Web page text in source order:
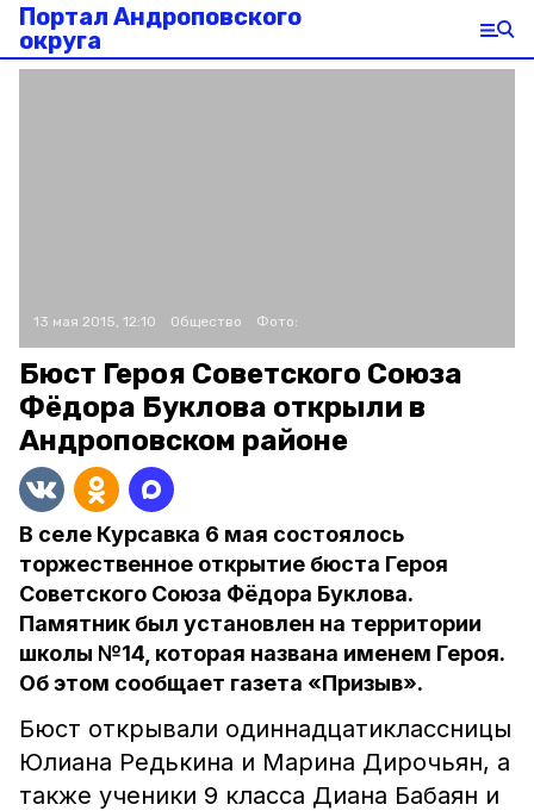
Портал Андроповского
округа
13 мая 2015, 12:10 Общество Фото:
Бюст Героя Советского Союза
Фёдора Буклова открыли в
Андроповском районе
В селе Курсавка 6 мая состоялось
торжественное открытие бюста Героя
Советского Союза Фёдора Буклова.
Памятник был установлен на территории
школы №14, которая названа именем Героя.
Об этом сообщает газета «Призыв».
Бюст открывали одиннадцатиклассницы
Юлиана Редькина и Марина Дирочьян, а
также ученики 9 класса Диана Бабаян и